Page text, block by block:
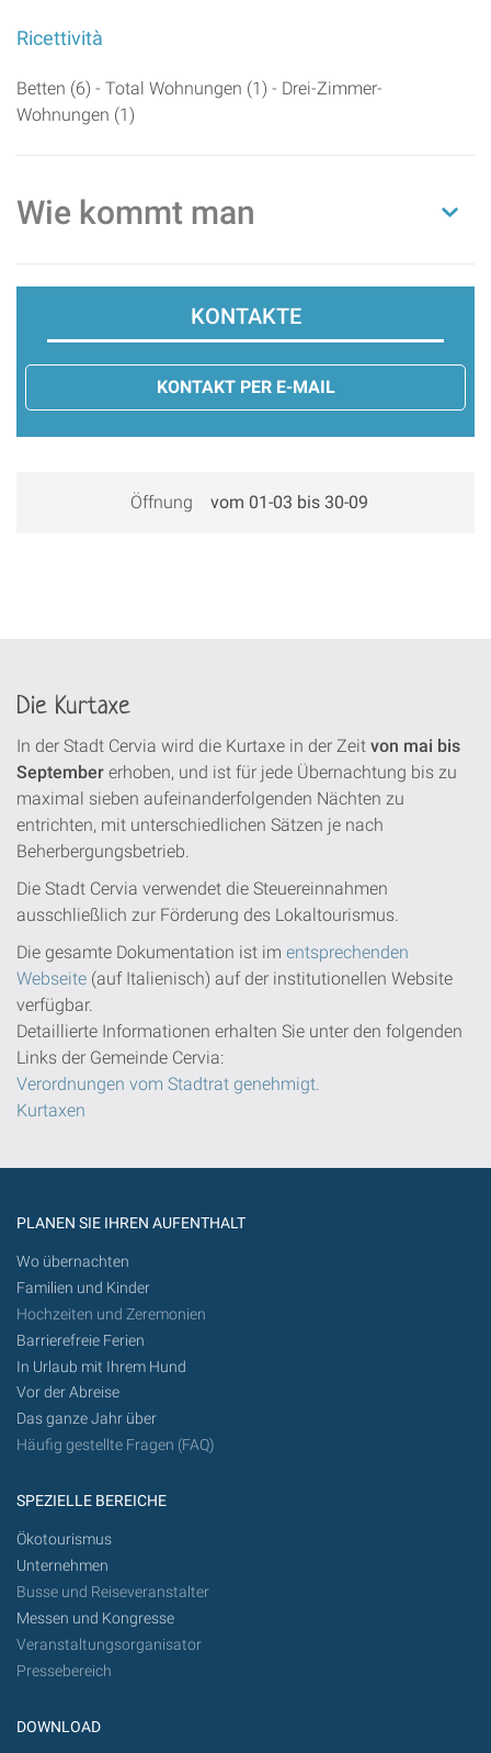
Ricettività
Betten (6) - Total Wohnungen (1) - Drei-Zimmer-
Wohnungen (1)
Wie kommt man
KONTAKTE
KONTAKT PER E-MAIL
Öffnung vom 01-03 bis 30-09
Die Kurtaxe
In der Stadt Cervia wird die Kurtaxe in der Zeit von mai bis
September erhoben, und ist für jede Übernachtung bis zu
maximal sieben aufeinanderfolgenden Nächten zu
entrichten, mit unterschiedlichen Sätzen je nach
Beherbergungsbetrieb.
Die Stadt Cervia verwendet die Steuereinnahmen
ausschließlich zur Förderung des Lokaltourismus.
Die gesamte Dokumentation ist im entsprechenden
Webseite (auf Italienisch) auf der institutionellen Website
verfügbar.
Detaillierte Informationen erhalten Sie unter den folgenden
Links der Gemeinde Cervia:
Verordnungen vom Stadtrat genehmigt.
Kurtaxen
PLANEN SIE IHREN AUFENTHALT
Wo übernachten
Familien und Kinder
Hochzeiten und Zeremonien
Barrierefreie Ferien
In Urlaub mit Ihrem Hund
Vor der Abreise
Das ganze Jahr über
Häufig gestellte Fragen (FAQ)
SPEZIELLE BEREICHE
Ökotourismus
Unternehmen
Busse und Reiseveranstalter
Messen und Kongresse
Veranstaltungsorganisator
Pressebereich
DOWNLOAD